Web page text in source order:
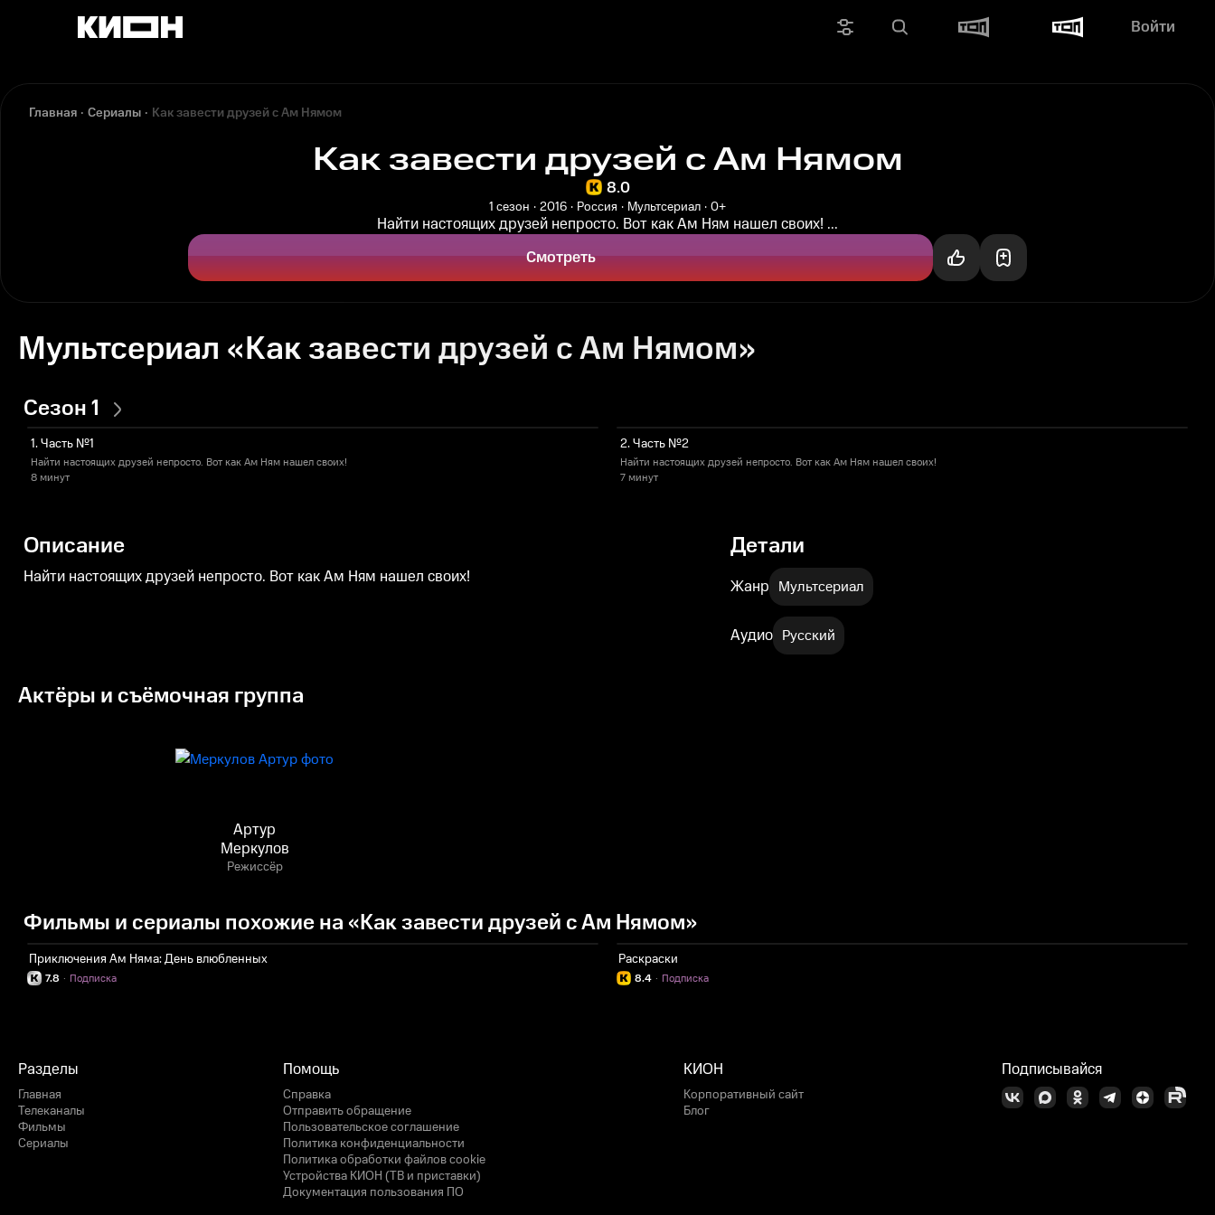
Войти
Главная Сериалы Как завести друзей с Ам Нямом
Как завести друзей с Ам Нямом
8.0
1 сезон 2016 Россия Мультсериал 0+
Найти настоящих друзей непросто. Вот как Ам Ням нашел своих! ...
Смотреть
Мультсериал «Как завести друзей с Ам Нямом»
Сезон 1
1. Часть №1
Найти настоящих друзей непросто. Вот как Ам Ням нашел своих!
8 минут
2. Часть №2
Найти настоящих друзей непросто. Вот как Ам Ням нашел своих!
7 минут
Описание
Найти настоящих друзей непросто. Вот как Ам Ням нашел своих!
Детали
Жанр Мультсериал
Аудио Русский
Актёры и съёмочная группа
Артур
Меркулов
Режиссёр
Фильмы и сериалы похожие на «Как завести друзей с Ам Нямом»
Приключения Ам Няма: День влюбленных
7.8 Подписка
·
Раскраски
8.4 Подписка
·
Разделы
Главная
Телеканалы
Фильмы
Сериалы
Помощь
Справка
Отправить обращение
Пользовательское соглашение
Политика конфиденциальности
Политика обработки файлов cookie
Устройства КИОН (ТВ и приставки)
Документация пользования ПО
КИОН
Корпоративный сайт
Блог
Подписывайся